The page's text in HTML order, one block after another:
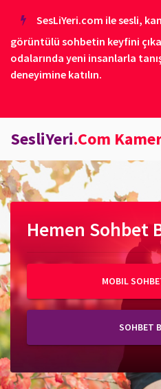
SesLiYeri.com ile sesli,
görüntülü sohbetin keyfini
odalarında yeni insanlarla
deneyimine katılın.
SesliYeri.Com
Hemen Sohbet
MOBIL
SOHBET